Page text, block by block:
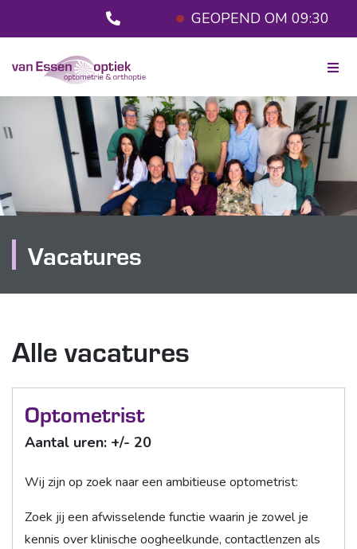
GEOPEND OM 09:30
Vacatures
Alle vacatures
Optometrist
Aantal uren: +/- 20
Wij zijn op zoek naar een ambitieuse optometrist:
Zoek jij een afwisselende functie waarin je zowel je
kennis over klinische oogheelkunde, contactlenzen als